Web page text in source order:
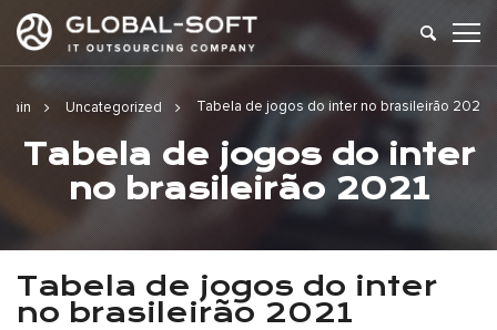
Main Uncategorized Tabela de jogos do inter no brasileirão 2021
Tabela de jogos do inter
no brasileirão 2021
Tabela de jogos do inter
no brasileirão 2021